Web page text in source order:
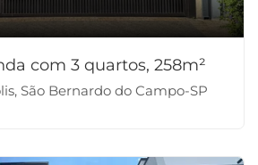
com 3 quartos, 258m²
São Bernardo do Campo-SP